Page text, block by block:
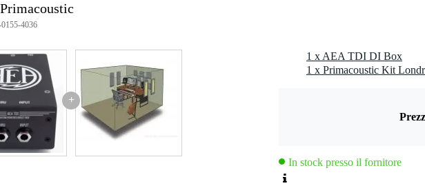
4036
+
1 x AEA TDI DI Box
1 x Primacoustic Kit
In stock presso il fornitore